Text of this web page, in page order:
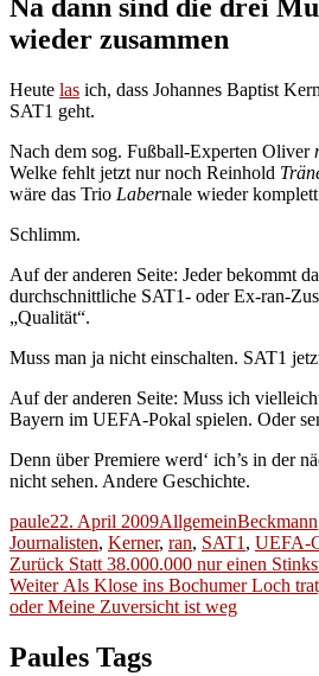
Na dann sind die drei
wieder zusammen
Heute las ich, dass Johannes Baptist
SAT1 geht.
Nach dem sog. Fußball-Experten Oliver
Welke fehlt jetzt nur noch Reinhold
wäre das Trio Labernale wieder
Schlimm.
Auf der anderen Seite: Jeder bekommt
durchschnittliche SAT1- oder Ex-ran-
„Qualität“.
Muss man ja nicht einschalten. SAT1
Auf der anderen Seite: Muss ich
Bayern im UEFA-Pokal spielen. Oder
Denn über Premiere werd‘ ich’s in der
nicht sehen. Andere Geschichte.
Autor
pauleVeröffentlicht
am
22. April 2009Kategorien
AllgemeinBeckmann
Journalisten, Kerner, ran, SAT1 , UEFA-
Beitragsnavigation
Zurück Vorheriger
Beitrag:
Statt 38.000.000 nur einen
Weiter Nächster
Beitrag:
Als Klose ins Bochumer Loch
oder Meine Zuversicht ist weg
Paules Tags